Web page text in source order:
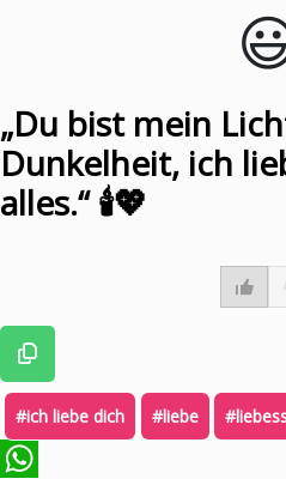
„Du bist mein
Dunkelheit, ich
alles.“ 🕯️💖
#ich liebe dich #liebe